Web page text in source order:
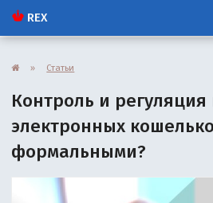
REX
» Статьи
Контроль и
электронных
формальными?